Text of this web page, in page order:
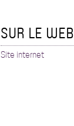
SUR LE WEB
Site internet